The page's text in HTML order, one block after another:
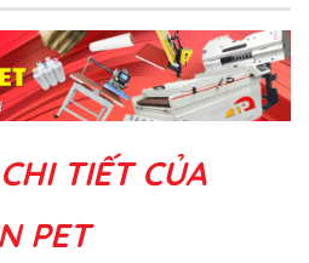
TIẾT CỦA
PET